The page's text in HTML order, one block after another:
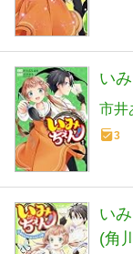
い
市井
3
い
(角